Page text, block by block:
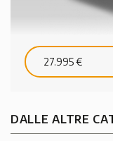
27.995 €
DALLE ALTRE